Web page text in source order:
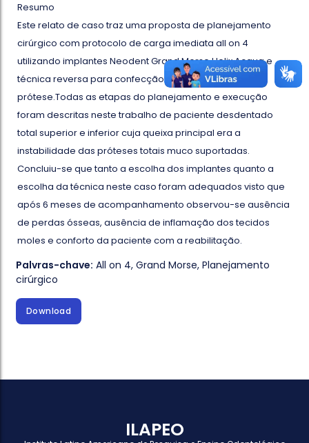
Resumo
Este relato de caso traz uma proposta de planejamento
cirúrgico com protocolo de carga imediata all on 4
utilizando implantes Neodent Grand Morse Helix Acqua e
técnica reversa para confecção do guia cirúrgico e
prótese.Todas as etapas do planejamento e execução
foram descritas neste trabalho de paciente desdentado
total superior e inferior cuja queixa principal era a
instabilidade das próteses totais muco suportadas.
Concluiu-se que tanto a escolha dos implantes quanto a
escolha da técnica neste caso foram adequados visto que
após 6 meses de acompanhamento observou-se ausência
de perdas ósseas, ausência de inflamação dos tecidos
moles e conforto da paciente com a reabilitação.
Palvras-chave: All on 4,Grand Morse,Planejamento
cirúrgico
Download
ILAPEO